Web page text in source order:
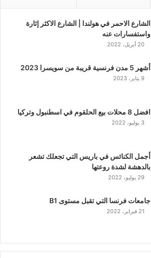
الشارع الاحمر في هولندا | الشارع الاكثر إثارة
واستفسارات عنه
20 أبريل، 2022
أشهر 5 مدن فرنسية قريبة من سويسرا 2023
9 يناير، 2023
افضل 8 محلات بيع الحلقوم في اسطنبول وتركيا
3 يوليو، 2022
أجمل الكنائس في باريس التي تجعلك تشعر
بالدهشة لشدة روعتها
29 يوليو، 2022
جامعات فرنسا التي تقبل مستوى B1
21 فبراير، 2022